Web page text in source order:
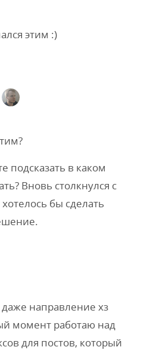
этим :)
подсказать в каком
Вновь столкнулся с
бы сделать
направление хз
момент работаю над
для постов, который